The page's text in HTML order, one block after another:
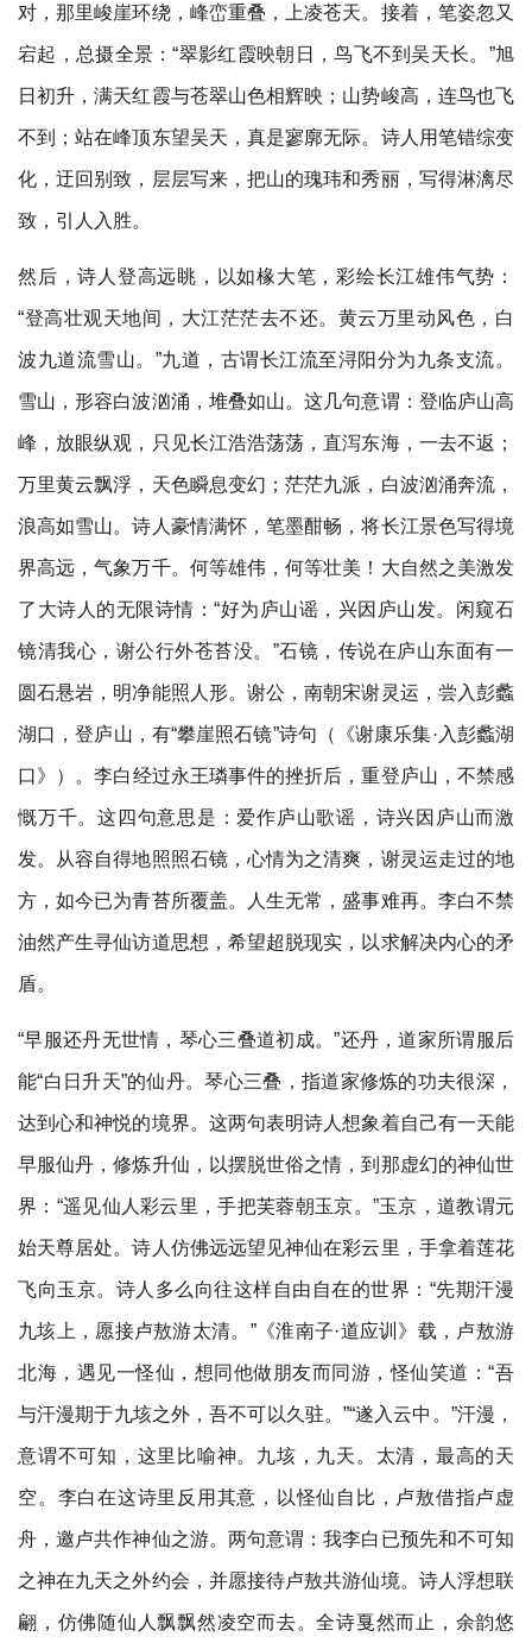
对，那里峻崖环绕，峰峦重叠，上凌苍天。接着，笔姿忽又
宕起，总摄全景：“翠影红霞映朝日，鸟飞不到吴天长。”旭
日初升，满天红霞与苍翠山色相辉映；山势峻高，连鸟也飞
不到；站在峰顶东望吴天，真是寥廓无际。诗人用笔错综变
化，迂回别致，层层写来，把山的瑰玮和秀丽，写得淋漓尽
致，引人入胜。
然后，诗人登高远眺，以如椽大笔，彩绘长江雄伟气势：
“登高壮观天地间，大江茫茫去不还。黄云万里动风色，白
波九道流雪山。”九道，古谓长江流至浔阳分为九条支流。
雪山，形容白波汹涌，堆叠如山。这几句意谓：登临庐山高
峰，放眼纵观，只见长江浩浩荡荡，直泻东海，一去不返；
万里黄云飘浮，天色瞬息变幻；茫茫九派，白波汹涌奔流，
浪高如雪山。诗人豪情满怀，笔墨酣畅，将长江景色写得境
界高远，气象万千。何等雄伟，何等壮美！大自然之美激发
了大诗人的无限诗情：“好为庐山谣，兴因庐山发。闲窥石
镜清我心，谢公行外苍苔没。”石镜，传说在庐山东面有一
圆石悬岩，明净能照人形。谢公，南朝宋谢灵运，尝入彭蠡
湖口，登庐山，有“攀崖照石镜”诗句（《谢康乐集​·入彭蠡湖
口​》）。李白经过永王璘事件的挫折后，重登庐山，不禁感
慨万千。这四句意思是：爱作庐山歌谣，诗兴因庐山而激
发。从容自得地照照石镜，心情为之清爽，谢灵运走过的地
方，如今已为青苔所覆盖。人生无常，盛事难再。李白不禁
油然产生寻仙访道思想，希望超脱现实，以求解决内心的矛
盾。
“早服还丹无世情，琴心三叠道初成。”还丹，道家所谓服后
能“白日升天”的仙丹。琴心三叠，指道家修炼的功夫很深，
达到心和神悦的境界。这两句表明诗人想象着自己有一天能
早服仙丹，修炼升仙，以摆脱世俗之情，到那虚幻的神仙世
界：“遥见仙人彩云里，手把芙蓉朝玉京。”玉京，道教谓元
始天尊居处。诗人仿佛远远望见神仙在彩云里，手拿着莲花
飞向玉京。诗人多么向往这样自由自在的世界：“先期汗漫
九垓上，愿接卢敖游太清。”《淮南子​·道应训》载，卢敖游
北海，遇见一怪仙，想同他做朋友而同游，怪仙笑道：“吾
与汗漫期于九垓之外，吾不可以久驻。”“遂入云中。”汗漫，
意谓不可知，这里比喻神。九垓，九天。太清，最高的天
空。李白在这诗里反用其意，以怪仙自比，卢敖借指卢虚
舟，邀卢共作神仙之游。两句意谓：我李白已预先和不可知
之神在九天之外约会，并愿接待卢敖共游仙境。诗人浮想联
翩，仿佛随仙人飘飘然凌空而去。全诗戛然而止，余韵悠